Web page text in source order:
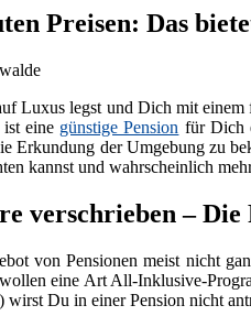
Preisen: Das
Luxus legst und Dich mit
eine günstige Pension für Dich
Erkundung der Umgebung zu
kannst und wahrscheinlich
verschrieben – Die
von Pensionen meist nicht
eine Art All-Inklusive-
wirst Du in einer Pension nicht